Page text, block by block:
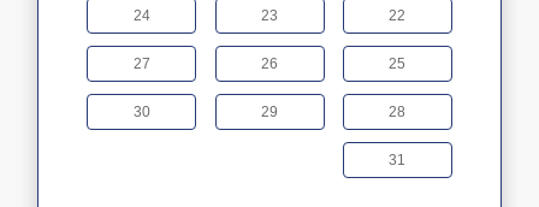
22
23
24
25
26
27
28
29
30
31